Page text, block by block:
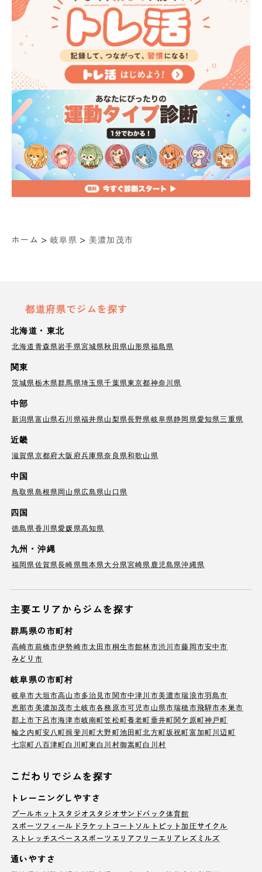
ホーム > 岐阜県 > 美濃加茂市
都道府県でジムを探す
北海道・東北
北海道青森県岩手県宮城県秋田県山形県福島県
関東
茨城県栃木県群馬県埼玉県千葉県東京都神奈川県
中部
新潟県富山県石川県福井県山梨県長野県岐阜県静岡県愛知県三重県
近畿
滋賀県京都府大阪府兵庫県奈良県和歌山県
中国
鳥取県島根県岡山県広島県山口県
四国
徳島県香川県愛媛県高知県
九州・沖縄
福岡県佐賀県長崎県熊本県大分県宮崎県 鹿児島県沖縄県
主要エリアからジムを探す
群馬県の市町村
高崎市前橋市伊勢崎市太田市桐生市館林市渋川市藤岡市安中市
みどり市
岐阜県の市町村
岐阜市大垣市高山市多治見市関市中津川市美濃市瑞浪市羽島市
恵那市美濃加茂市土岐市各務原市可児市山県市瑞穂市飛騨市本巣市
郡上市下呂市海津市岐南町笠松町養老町垂井町関ケ原町神戸町
輪之内町安八町揖斐川町大野町池田町北方町坂祝町富加町川辺町
七宗町 八百津町白川町東白川村御嵩町白川村
こだわりでジムを探す
トレーニングしやすさ
プールホットスタジオ スタジオサンドバック体育館
スポーツフィールド ラケットコート ソルトピット加圧サイクル
ストレッチスペース スポーツエリア フリーエリア レズミルズ
通いやすさ